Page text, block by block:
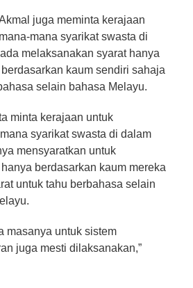
juga meminta kerajaan
mana syarikat swasta di
melaksanakan syarat hanya
kaum sendiri sahaja
selain bahasa Melayu.
minta kerajaan untuk
syarikat swasta di dalam
mensyaratkan untuk
berdasarkan kaum mereka
untuk tahu berbahasa selain
masanya untuk sistem
juga mesti dilaksanakan,”